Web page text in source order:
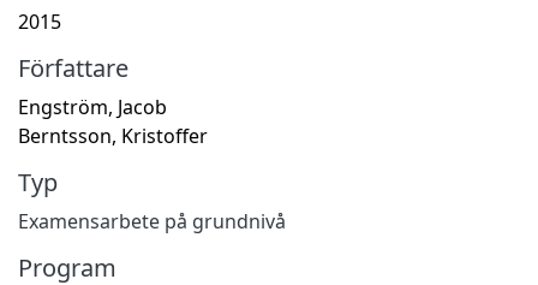
2015
Författare
Engström, Jacob
Berntsson, Kristoffer
Typ
Examensarbete på grundnivå
Program